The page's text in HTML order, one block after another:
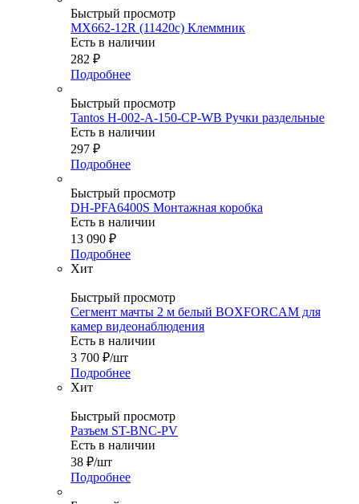
Быстрый просмотр
MX662-12R (11420c) Клеммник
Есть в наличии
282 ₽
Подробнее
Быстрый просмотр
Tantos H-002-A-150-CP-WB Ручки раздельные
Есть в наличии
297 ₽
Подробнее
Быстрый просмотр
DH-PFA6400S Монтажная коробка
Есть в наличии
13 090 ₽
Подробнее
Хит
Быстрый просмотр
Сегмент мачты 2 м белый BOXFORCAM для
камер видеонаблюдения
Есть в наличии
3 700 ₽/шт
Подробнее
Хит
Быстрый просмотр
Разъем ST-BNC-PV
Есть в наличии
38 ₽/шт
Подробнее